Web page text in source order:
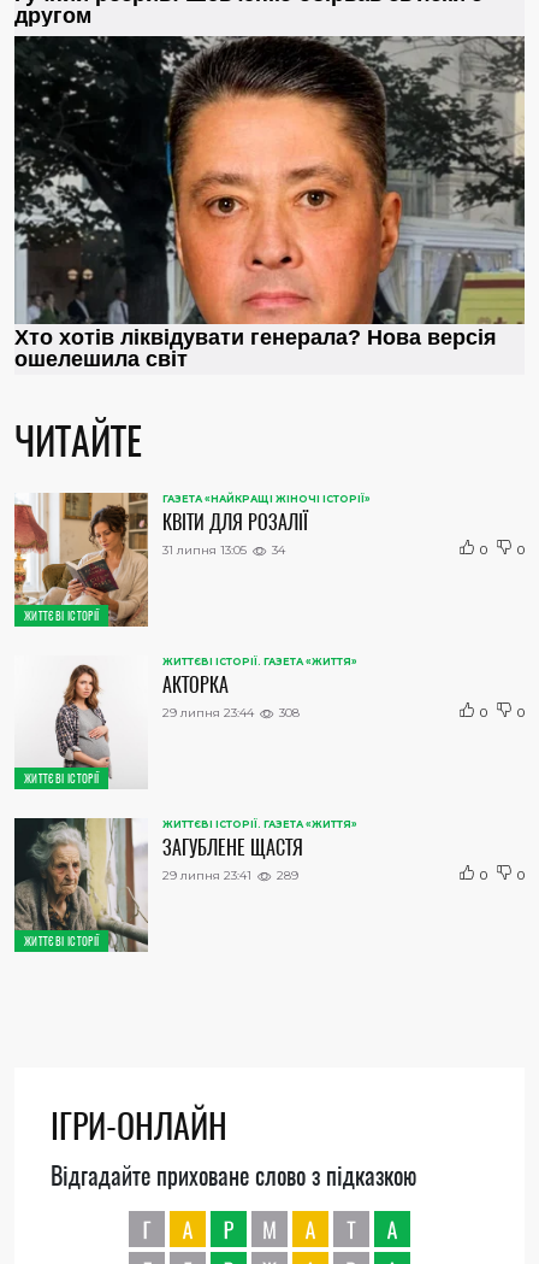
ЧИТАЙТЕ
ЖИТТЄВІ ІСТОРІЇ
ГАЗЕТА «НАЙКРАЩІ ЖІНОЧІ ІСТОРІЇ»
КВІТИ ДЛЯ РОЗАЛІЇ
31 липня 13:05 34 0 0
ЖИТТЄВІ ІСТОРІЇ
ЖИТТЄВІ ІСТОРІЇ. ГАЗЕТА «ЖИТТЯ»
АКТОРКА
29 липня 23:44 308 0 0
ЖИТТЄВІ ІСТОРІЇ
ЖИТТЄВІ ІСТОРІЇ. ГАЗЕТА «ЖИТТЯ»
ЗАГУБЛЕНЕ ЩАСТЯ
29 липня 23:41 289 0 0
ІГРИ-ОНЛАЙН
Відгадайте приховане слово з підказкою